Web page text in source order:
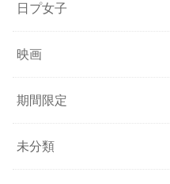
日プ女子
映画
期間限定
未分類